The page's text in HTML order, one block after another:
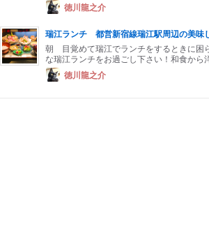
徳川龍之介
瑞江ランチ 都営新宿線瑞江駅周辺の美味
朝 目覚めて瑞江でランチをするときに困
な瑞江ランチをお過ごし下さい！和食から
徳川龍之介